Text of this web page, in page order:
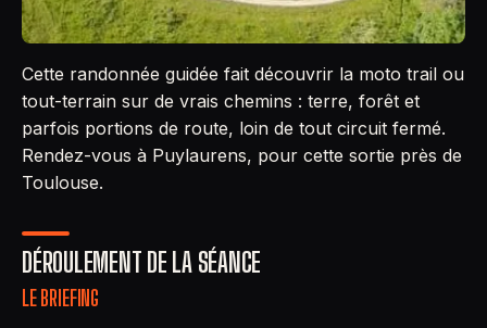
Cette randonnée guidée fait découvrir la moto trail ou
tout-terrain sur de vrais chemins : terre, forêt et
parfois portions de route, loin de tout circuit fermé.
Rendez-vous à Puylaurens, pour cette sortie près de
Toulouse.
DÉROULEMENT DE LA SÉANCE
LE BRIEFING